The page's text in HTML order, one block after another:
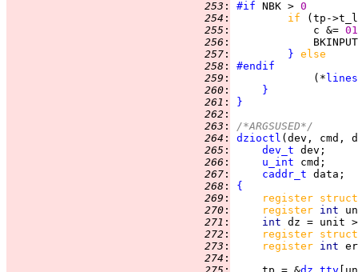
253 : #if NBK > 0
254 : if
(tp-
255 :
             c &=
256 :
257 : } else
258 :
#endif
259 :
             (*
260 :
}
261 :
}
262 :
263 :
/*ARGSUSED*/
264 :
dzioctl
265 : dev_t
266 : u_int
267 : caddr_t
268 :
{
269 :
register
270 : register int
271 : int dz = unit
272 :
register
273 : register int
274 :